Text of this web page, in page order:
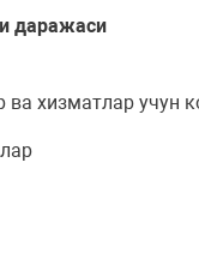
даражаси
хизматлар учун